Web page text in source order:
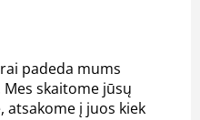
padeda mums
skaitome jūsų
į juos kiek